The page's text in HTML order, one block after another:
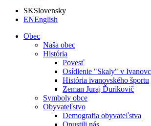
SKSlovensky
ENEnglish
Obec
Naša obec
História
Povesť
Osídlenie "Skaly" v
História ivanovského športu
Zeman Juraj Ďurikovič
Symboly obce
Obyvateľstvo
Demografia obyvateľstva
Opustili nás